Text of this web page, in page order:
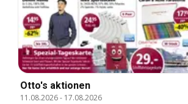
Otto's aktionen
11.08.2026- 17.08.2026